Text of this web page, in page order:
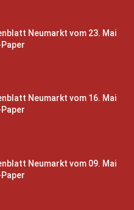
Neumarkt vom 23. Mai
Neumarkt vom 16. Mai
Neumarkt vom 09. Mai